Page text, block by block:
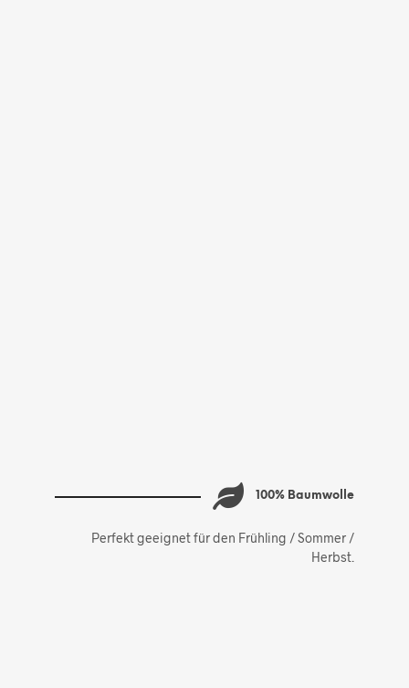
100% Baumwolle
Perfekt geeignet für den Frühling / Sommer /
Herbst.